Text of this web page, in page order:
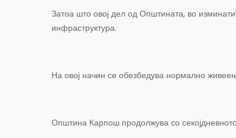
Затоа што овој дел од Општината, во
инфраструктура.
На овој начин се обезбедува нормално
Општина Карпош продолжува со